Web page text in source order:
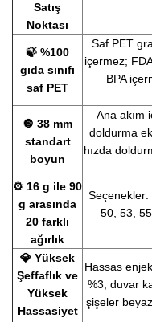
Satış
Noktası
🍃 %100
gıda sınıfı
saf PET
Saf PET
içermez;
BPA
🔘 38 mm
standart
boyun
Ana akım
doldurma
hızda
⚙️ 16 g ile 90
g arasında
20 farklı
ağırlık
50, 53,
💎 Yüksek
Şeffaflık ve
Yüksek
Hassasiyet
Hassas
%3, duvar
şişeler